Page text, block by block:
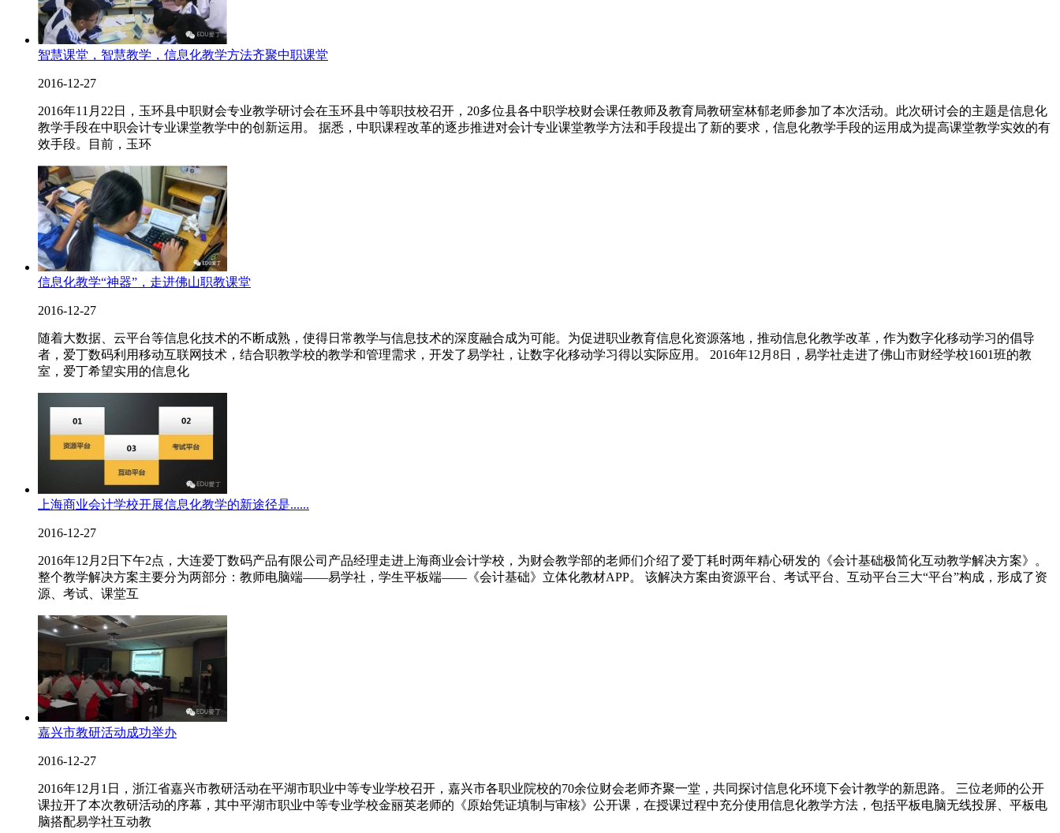
智慧课堂，智慧教学，信息化教学方法齐聚中职课堂
2016-12-27
2016年11月22日，玉环县中职财会专业教学研讨会在玉环县中等职技校召开，20多位县各中职学校财会课任教师及教育局教研室林郁老师参加了本次活动。此次研讨会的主题是信息化
教学手段在中职会计专业课堂教学中的创新运用。 据悉，中职课程改革的逐步推进对会计专业课堂教学方法和手段提出了新的要求，信息化教学手段的运用成为提高课堂教学实效的有
效手段。目前，玉环
信息化教学“神器”，走进佛山职教课堂
2016-12-27
随着大数据、云平台等信息化技术的不断成熟，使得日常教学与信息技术的深度融合成为可能。为促进职业教育信息化资源落地，推动信息化教学改革，作为数字化移动学习的倡导
者，爱丁数码利用移动互联网技术，结合职教学校的教学和管理需求，开发了易学社，让数字化移动学习得以实际应用。 2016年12月8日，易学社走进了佛山市财经学校1601班的教
室，爱丁希望实用的信息化
上海商业会计学校开展信息化教学的新途径是......
2016-12-27
2016年12月2日下午2点，大连爱丁数码产品有限公司产品经理走进上海商业会计学校，为财会教学部的老师们介绍了爱丁耗时两年精心研发的《会计基础极简化互动教学解决方案》。
整个教学解决方案主要分为两部分：教师电脑端——易学社，学生平板端——《会计基础》立体化教材APP。 该解决方案由资源平台、考试平台、互动平台三大“平台”构成，形成了资
源、考试、课堂互
嘉兴市教研活动成功举办
2016-12-27
2016年12月1日，浙江省嘉兴市教研活动在平湖市职业中等专业学校召开，嘉兴市各职业院校的70余位财会老师齐聚一堂，共同探讨信息化环境下会计教学的新思路。 三位老师的公开
课拉开了本次教研活动的序幕，其中平湖市职业中等专业学校金丽英老师的《原始凭证填制与审核》公开课，在授课过程中充分使用信息化教学方法，包括平板电脑无线投屏、平板电
脑搭配易学社互动教